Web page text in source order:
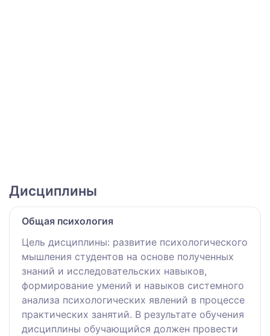
Дисциплины
Общая психология
Цель дисциплины: развитие психологического
мышления студентов на основе полученных
знаний и исследовательских навыков,
формирование умений и навыков системного
анализа психологических явлений в процессе
практических занятий. В результате обучения
дисциплины обучающийся должен провести